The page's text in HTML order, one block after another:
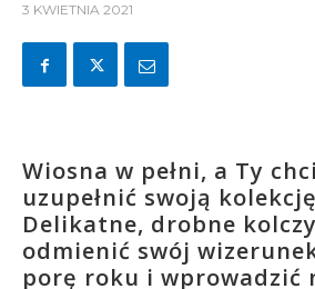
3 KWIETNIA 2021
Wiosna w pełni, a Ty
uzupełnić swoją
Delikatne, drobne
odmienić swój
porę roku i wprowadzić